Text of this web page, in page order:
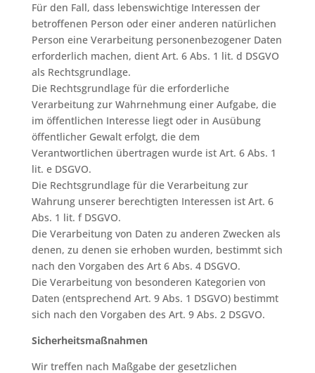
Für den Fall, dass lebenswichtige Interessen der
betroffenen Person oder einer anderen natürlichen
Person eine Verarbeitung personenbezogener Daten
erforderlich machen, dient Art. 6 Abs. 1 lit. d DSGVO
als Rechtsgrundlage.
Die Rechtsgrundlage für die erforderliche
Verarbeitung zur Wahrnehmung einer Aufgabe, die
im öffentlichen Interesse liegt oder in Ausübung
öffentlicher Gewalt erfolgt, die dem
Verantwortlichen übertragen wurde ist Art. 6 Abs. 1
lit. e DSGVO.
Die Rechtsgrundlage für die Verarbeitung zur
Wahrung unserer berechtigten Interessen ist Art. 6
Abs. 1 lit. f DSGVO.
Die Verarbeitung von Daten zu anderen Zwecken als
denen, zu denen sie erhoben wurden, bestimmt sich
nach den Vorgaben des Art 6 Abs. 4 DSGVO.
Die Verarbeitung von besonderen Kategorien von
Daten (entsprechend Art. 9 Abs. 1 DSGVO) bestimmt
sich nach den Vorgaben des Art. 9 Abs. 2 DSGVO.
Sicherheitsmaßnahmen
Wir treffen nach Maßgabe der gesetzlichen